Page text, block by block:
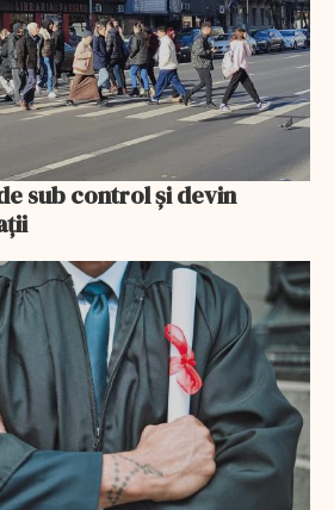
sub control și devin